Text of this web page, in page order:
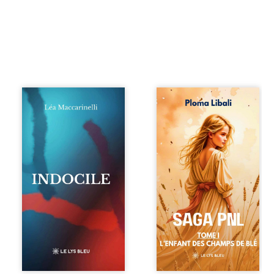
Quatre parties.
Quatre refus.
Quatre visages
d’une existence en
friction. Entre les
silences qu’on ne
déchiffre pas, les
amours qu’on
dérange, les corps
qu’on administre
et les liens qu’on
sabote, cet
ouvrage parle à
vivent trop fort,
trop vrai, trop tôt.
Autrefois, les
champs d’Atlantis
vibraient sous le
vent et les enfants
couraient dans les
blés. Puis la
couronne plia le
genou, livrant son
peuple à l’ombre
d’Ivorny. À Atove,
Luwel aurait pu
disparaître dans
les ruines de son
destin ; pourtant,
sous les pierres
d’un temple
oublié, des